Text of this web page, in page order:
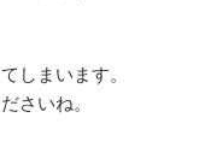
しまいます。
さいね。